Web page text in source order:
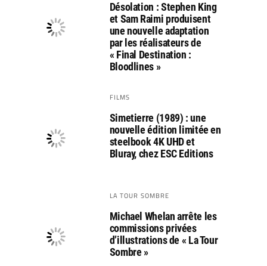
Désolation : Stephen King
et Sam Raimi produisent
une nouvelle adaptation
par les réalisateurs de
« Final Destination :
Bloodlines »
FILMS
Simetierre (1989) : une
nouvelle édition limitée en
steelbook 4K UHD et
Bluray, chez ESC Editions
LA TOUR SOMBRE
Michael Whelan arrête les
commissions privées
d’illustrations de « La Tour
Sombre »